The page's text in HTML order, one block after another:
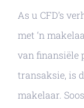
As u CFD’s
met ‘n
van finansiële
transaksie, is
makelaar.